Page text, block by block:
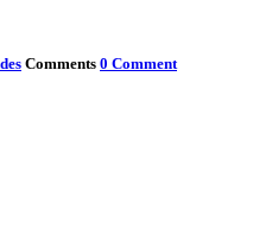
Comments 0 Comment